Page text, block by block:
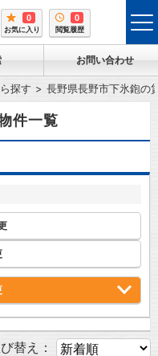
0
お気に入り
0
閲覧履歴
お問い合わせ
探す 長野県長野市下氷鉋の
件一覧
替え：